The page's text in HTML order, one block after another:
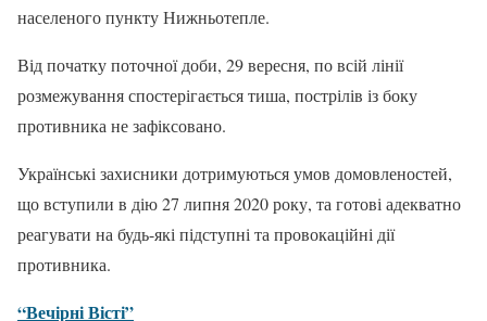
населеного пункту Нижньотепле.
Від початку поточної доби, 29 вересня, по всій лінії
розмежування спостерігається тиша, пострілів із боку
противника не зафіксовано.
Українські захисники дотримуються умов домовленостей,
що вступили в дію 27 липня 2020 року, та готові адекватно
реагувати на будь-які підступні та провокаційні дії
противника.
“Вечірні Вісті”